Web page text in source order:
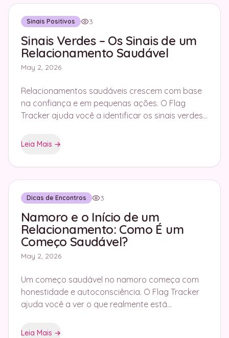
Sinais Positivos 3
Sinais Verdes – Os Sinais de um
Relacionamento Saudável
May 2, 2026
Relacionamentos saudáveis crescem com base
na confiança e em pequenas ações. O Flag
Tracker ajuda você a identificar os sinais verdes
Leia Mais →
Dicas de Encontros 3
Namoro e o Início de um
Relacionamento: Como É um
Começo Saudável?
May 2, 2026
Um começo saudável no namoro começa com
honestidade e autoconsciência. O Flag Tracker
ajuda você a ver o que realmente está
Leia Mais →